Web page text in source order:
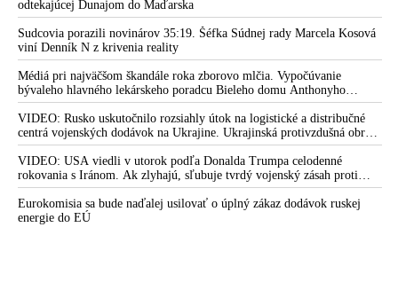
dokopanie generála Lučanského, je to na odstúpenie ministerky
spravodlivosti
Zo strany parlamentu a Matovičovej vlády dochádza k
masívnej deštrukcii právneho štátu a k porušovaniu základných
slobôd občanov, varujú sudcovia
Žilinka uložil krajskému prokurátorovi bezodkladne preskúmať
okolnosti ohľadne údajného dobitia generála Lučanského vo
väzbe
Slovensku hrozí medzinárodný škandál. Policajného
exprezidenta generála Lučanského dobili bachari alebo väzni a
Mikulec sa tvári, že sa nič nestalo
aby vo svete zháňali energie pre Ukrajinu na zimu. Putin vraj bude
mobilizovať a vojna sa do zimy pravdepodobne neskončí
odtekajúcej Dunajom do Maďarska
Sudcovia porazili novinárov 35:19. Šéfka Súdnej rady Marcela Kosová
viní Denník N z krivenia reality
Médiá pri najväčšom škandále roka zborovo mlčia. Vypočúvanie
bývaleho hlavného lekárskeho poradcu Bieleho domu Anthonyho
Fauciho pred výborom amerického Senátu väčšina médií ignorovala
VIDEO: Rusko uskutočnilo rozsiahly útok na logistické a distribučné
centrá vojenských dodávok na Ukrajine. Ukrajinská protivzdušná obrana
nedokázala počas ničivého nočného útoku na Kyjev a jeho okolie
zachytiť ani jednu ruskú raketu
VIDEO: USA viedli v utorok podľa Donalda Trumpa celodenné
rokovania s Iránom. Ak zlyhajú, sľubuje tvrdý vojenský zásah proti
Teheránu
Eurokomisia sa bude naďalej usilovať o úplný zákaz dodávok ruskej
energie do EÚ